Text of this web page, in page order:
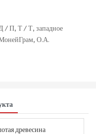
П, Т / Т, западное
О.А.
древесина